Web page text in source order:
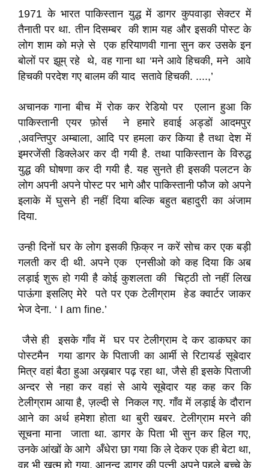
1971 के भारत पाकिस्तान युद्ध में डागर कुपवाड़ा सेक्टर में
तैनाती पर था. तीन दिसम्बर की शाम यह और इसकी पोस्ट के
लोग शाम को मज़े से एक हरियाणवी गाना सुन कर उसके इन
बोलों पर झूम् रहे थे, वह गाना था ‘मने आवे हिचकी, मने आवे
हिचकी परदेश गए बालम की याद सतावे हिचकी. ....,’
अचानक गाना बीच में रोक कर रेडियो पर एलान हुआ कि
पाकिस्तानी एयर फ़ोर्स ने हमारे हवाई अड्डों आदमपुर
,अवन्तिपुर अम्बाला, आदि पर हमला कर किया है तथा देश में
इमरजेंसी डिक्लेअर कर दी गयी है. तथा पाकिस्तान के विरुद्ध
युद्ध की घोषणा कर दी गयी है. यह सुनते ही इसकी पलटन के
लोग अपनी अपने पोस्ट पर भागे और पाकिस्तानी फौज को अपने
इलाके में घुसने ही नहीं दिया बल्कि बहुत बहादुरी का अंजाम
दिया.
उन्ही दिनों घर के लोग इसकी फ़िक्र न करें सोच कर एक बड़ी
गलती कर दी थी. अपने एक एनसीओ को कह दिया कि अब
लड़ाई शुरू हो गयी है कोई कुशलता की चिट्ठी तो नहीं लिख
पाऊंगा इसलिए मेरे पते पर एक टेलीग्राम हेड क्वार्टर जाकर
भेज देना. ‘ I am fine.’
जैसे ही इसके गाँव में घर पर टेलीग्राम दे कर डाकघर का
पोस्टमैन गया डागर के पिताजी का आर्मी से रिटायर्ड सूबेदार
मित्र वहां बैठा हुआ अख़बार पढ़ रहा था, जैसे ही इसके पिताजी
अन्दर से नहा कर वहां से आये सूबेदार यह कह कर कि
टेलीग्राम आया है, ज़ल्दी से निकल गए. गाँव में लड़ाई के दौरान
आने का अर्थ हमेशा होता था बुरी खबर. टेलीग्राम मरने की
सूचना माना जाता था. डागर के पिता भी सुन कर हिल गए,
उनके आंखों के आगे अँधेरा छा गया कि ले देकर एक ही बेटा था,
वह भी ख़त्म हो गया. आनन्द डागर की पत्नी अपने पहले बच्चे के